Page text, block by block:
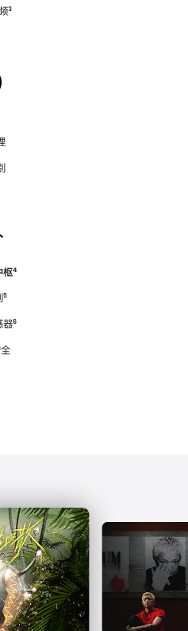
脚
³
枢脚
⁴
脚
⁵
器脚
⁶